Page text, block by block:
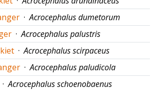
·Acrocephalus dumetorum
·Acrocephalus palustris
·Acrocephalus scirpaceus
·Acrocephalus paludicola
·Acrocephalus schoenobaenus